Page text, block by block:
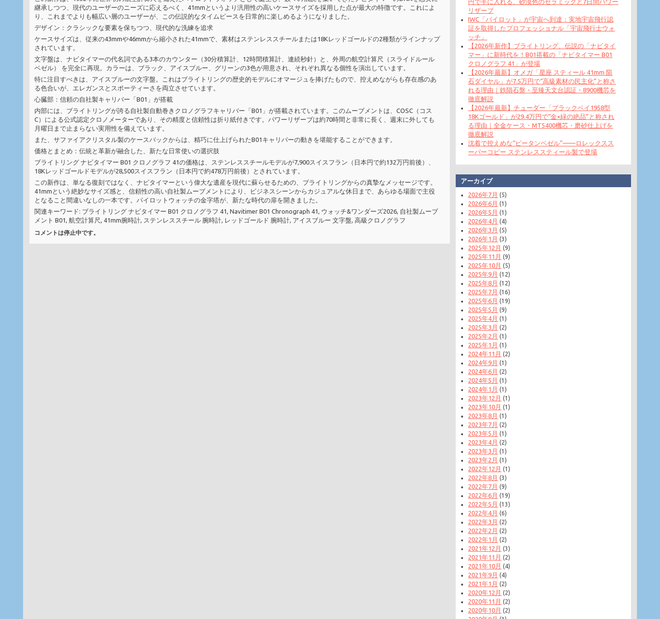
継承しつつ、現代のユーザーのニーズに応えるべく、41mmというより汎用性の高いケースサイズを採用した点が最大の特徴です。これによ
り、これまでよりも幅広い層のユーザーが、この伝説的なタイムピースを日常的に楽しめるようになりました。
デザイン：クラシックな要素を保ちつつ、現代的な洗練を追求
ケースサイズは、従来の43mmや46mmから縮小された41mmで、素材はステンレススチールまたは18Kレッドゴールドの2種類がラインナップ
されています。
文字盤は、ナビタイマーの代名詞である3本のカウンター（30分積算計、12時間積算計、連続秒針）と、外周の航空計算尺（スライドルール
ベゼル） を完全に再現。カラーは、ブラック、アイスブルー、グリーンの3色が用意され、それぞれ異なる個性を演出しています。
特に注目すべきは、アイスブルーの文字盤。これはブライトリングの歴史的モデルにオマージュを捧げたもので、控えめながらも存在感のあ
る色合いが、エレガンスとスポーティーさを両立させています。
心臓部：信頼の自社製キャリバー「B01」が搭載
内部には、ブライトリングが誇る自社製自動巻きクロノグラフキャリバー「B01」が搭載されています。このムーブメントは、COSC（コス
C）による公式認定クロノメーターであり、その精度と信頼性は折り紙付きです。パワーリザーブは約70時間と非常に長く、週末に外しても
月曜日まで止まらない実用性を備えています。
また、サファイアクリスタル製のケースバックからは、精巧に仕上げられたB01キャリバーの動きを堪能することができます。
価格とまとめ：伝統と革新が融合した、新たな日常使いの選択肢
ブライトリング ナビタイマー B01 クロノグラフ 41の価格は、ステンレススチールモデルが7,900スイスフラン（日本円で約132万円前後）、
18Kレッドゴールドモデルが28,500スイスフラン（日本円で約478万円前後）とされています。
この新作は、単なる復刻ではなく、ナビタイマーという偉大な遺産を現代に蘇らせるための、ブライトリングからの真摯なメッセージです。
41mmという絶妙なサイズ感と、信頼性の高い自社製ムーブメントにより、ビジネスシーンからカジュアルな休日まで、あらゆる場面で主役
となること間違いなしの一本です。パイロットウォッチの金字塔が、新たな時代の扉を開きました。
関連キーワード: ブライトリング ナビタイマー B01 クロノグラフ 41, Navitimer B01 Chronograph 41, ウォッチ&ワンダーズ2026, 自社製ムーブ
メント B01, 航空計算尺, 41mm腕時計, ステンレススチール 腕時計, レッドゴールド 腕時計, アイスブルー 文字盤, 高級クロノグラフ
コメントは停止中です。
リザーブ
IWC「パイロット」が宇宙へ到達：実地宇宙飛行認
証を取得したプロフェッショナル「宇宙飛行士ウォ
ッチ」
【2026年新作】ブライトリング、伝説の「ナビタイ
マー」に新時代を！B01搭載の「ナビタイマー B01
クロノグラフ 41」が登場
【2026年最新】オメガ「星座 スティール 41mm 陨
石ダイヤル」が7.5万円で“高級素材の民主化”と称さ
れる理由｜鉄隕石盤・至臻天文台認証・8900機芯を
徹底解説
【2026年最新】チューダー「ブラックベイ1958型
18Kゴールド」が29.4万円で“金×緑の絶品”と称され
る理由｜全金ケース・MT5400機芯・磨砂仕上げを
徹底解説
沈着で控えめな“ピータンベゼル”——ロレックスス
ーパーコピー ステンレススティール製で登場
アーカイブ
2026年7月 (5)
2026年6月 (1)
2026年5月 (1)
2026年4月 (4)
2026年3月 (5)
2026年1月 (3)
2025年12月 (9)
2025年11月 (9)
2025年10月 (5)
2025年9月 (12)
2025年8月 (12)
2025年7月 (16)
2025年6月 (19)
2025年5月 (9)
2025年4月 (1)
2025年3月 (2)
2025年2月 (1)
2025年1月 (1)
2024年11月 (2)
2024年9月 (1)
2024年6月 (2)
2024年5月 (1)
2024年1月 (1)
2023年12月 (1)
2023年10月 (1)
2023年8月 (1)
2023年7月 (2)
2023年5月 (1)
2023年4月 (2)
2023年3月 (1)
2023年2月 (1)
2022年12月 (1)
2022年8月 (3)
2022年7月 (9)
2022年6月 (19)
2022年5月 (13)
2022年4月 (6)
2022年3月 (2)
2022年2月 (2)
2022年1月 (2)
2021年12月 (3)
2021年11月 (2)
2021年10月 (4)
2021年9月 (4)
2021年1月 (2)
2020年12月 (2)
2020年11月 (2)
2020年10月 (2)